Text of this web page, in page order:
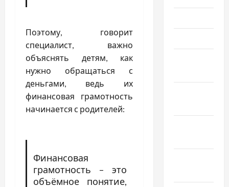
Поэтому, говорит
специалист, важно
объяснять детям, как
нужно обращаться с
деньгами, ведь их
финансовая грамотность
начинается с родителей:
Финансовая
грамотность – это
объёмное понятие,